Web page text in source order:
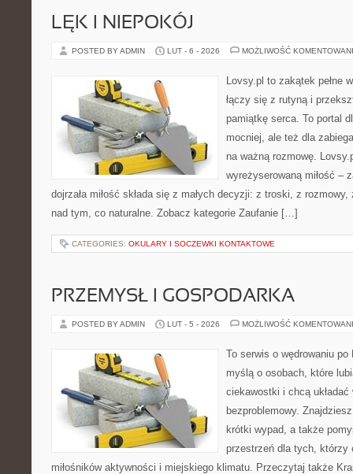
LĘK I NIEPOKÓJ
POSTED BY ADMIN LUT - 6 - 2026 MOŻLIWOŚĆ
Lovsy.pl to zakątek pełne
łączy się z rutyną i
pamiątkę serca. To portal
mocniej, ale też dla
na ważną rozmowę.
wyreżyserowaną miłość –
dojrzała miłość składa się z małych decyzji: z troski, z
nad tym, co naturalne. Zobacz kategorie Zaufanie […]
CATEGORIES: OKULARY I SOCZEWKI KONTAKTOWE
PRZEMYSŁ I GOSPODARKA
POSTED BY ADMIN LUT - 5 - 2026 MOŻLIWOŚĆ
To serwis o wędrowaniu
myślą o osobach, które
ciekawostki i chcą
bezproblemowy.
krótki wypad, a także
przestrzeń dla tych, którzy
miłośników aktywności i miejskiego klimatu. Przeczytaj także